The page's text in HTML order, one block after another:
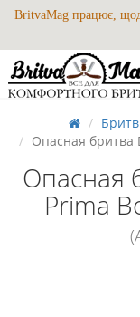
BritvaMag працює,
Опасная бритва
Опасная
Prima